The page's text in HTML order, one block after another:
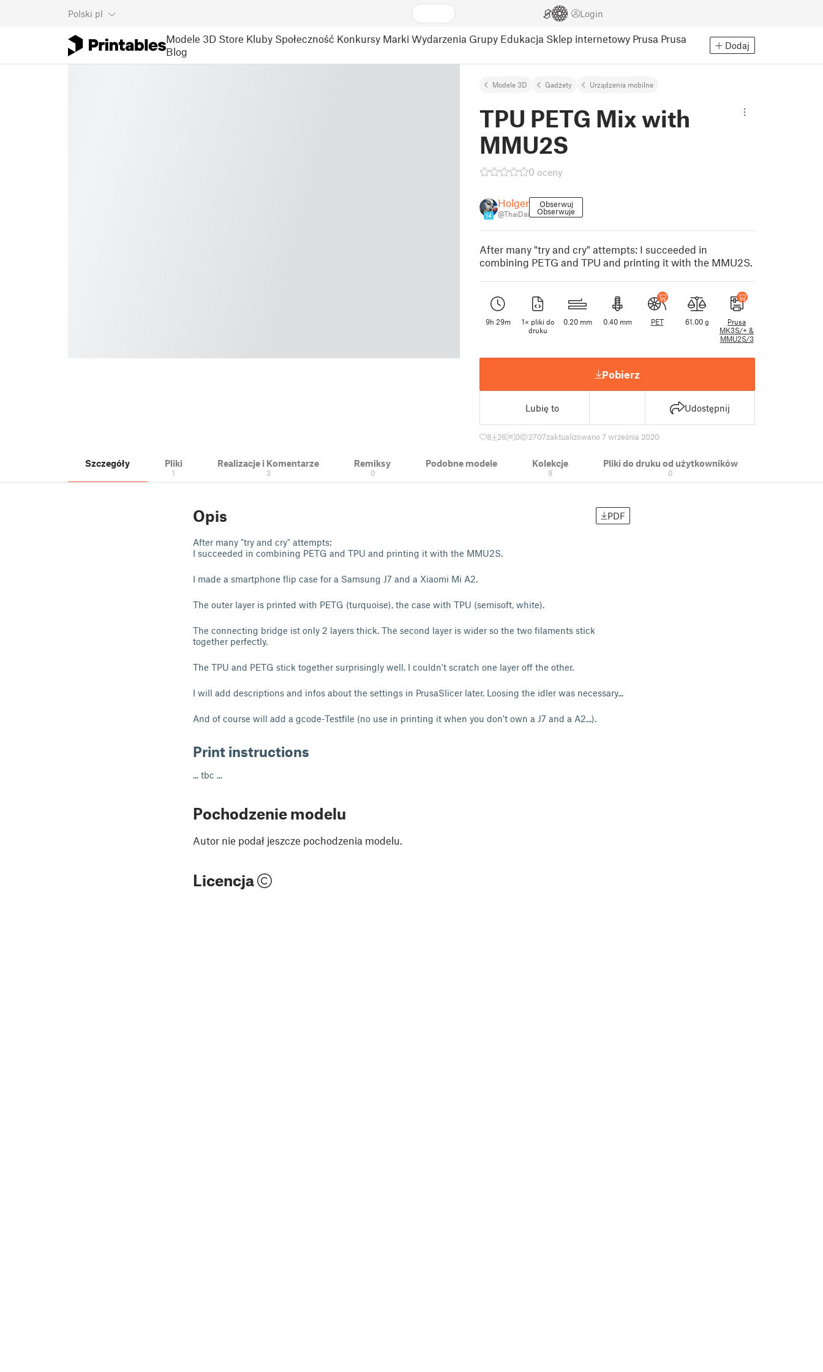
Polski pl Login
Modele 3D Store Kluby Społeczność Konkursy Marki Wydarzenia Grupy Edukacja Sklep internetowy Prusa Prusa
Blog
Dodaj
Modele 3D Gadżety Urządzenia mobilne
TPU PETG Mix with
MMU2S
0 oceny
14
Holger
@ThaiDai
Obserwuj
Obserwuje
After many "try and cry" attempts: I succeeded in
combining PETG and TPU and printing it with the MMU2S.
9h 29m
1× pliki do
druku
0.20 mm 0.40 mm PET 61.00 g
Prusa
MK3S/+ &
MMU2S/3
Pobierz
Lubię to Udostępnij
8 26 0 2707zaktualizowano 7 września 2020
Szczegóły Pliki
1
Realizacje i Komentarze
3
Remiksy
0
Podobne modele Kolekcje
9
Pliki do druku od użytkowników
0
Opis PDF
After many "try and cry" attempts:
I succeeded in combining PETG and TPU and printing it with the MMU2S.
I made a smartphone flip case for a Samsung J7 and a Xiaomi Mi A2.
The outer layer is printed with PETG (turquoise), the case with TPU (semisoft, white).
The connecting bridge ist only 2 layers thick. The second layer is wider so the two filaments stick
together perfectly.
The TPU and PETG stick together surprisingly well. I couldn't scratch one layer off the other.
I will add descriptions and infos about the settings in PrusaSlicer later. Loosing the idler was necessary...
And of course will add a gcode-Testfile (no use in printing it when you don't own a J7 and a A2...).
Print instructions
... tbc ...
Pochodzenie modelu
Autor nie podał jeszcze pochodzenia modelu.
Licencja